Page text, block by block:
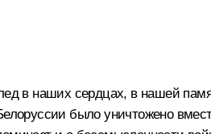
в наших сердцах, в нашей
было уничтожено